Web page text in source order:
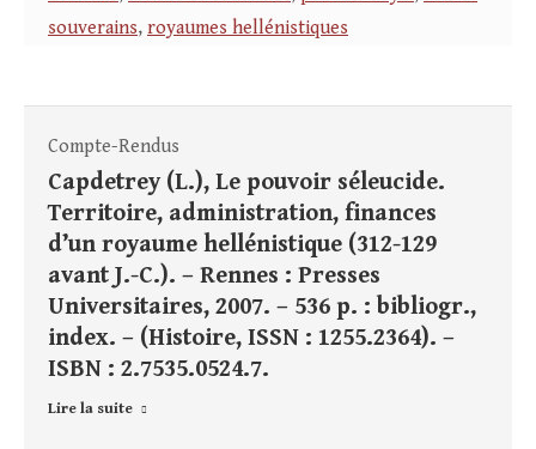
souverains, royaumes hellénistiques
Compte-Rendus
Capdetrey (L.), Le pouvoir séleucide.
Territoire, administration, finances
d’un royaume hellénistique (312-129
avant J.-C.). – Rennes : Presses
Universitaires, 2007. – 536 p. : bibliogr.,
index. – (Histoire, ISSN : 1255.2364). –
ISBN : 2.7535.0524.7.
Lire la suite